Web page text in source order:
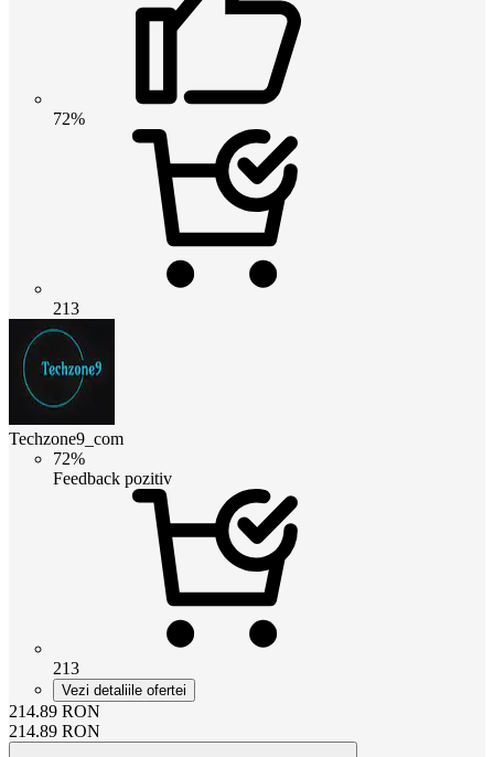
72%
213
Techzone9_com
72%
Feedback pozitiv
213
Vezi detaliile ofertei
214.89 RON
214.89 RON